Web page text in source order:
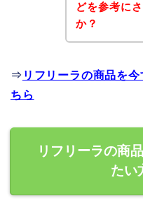
どを参考に
か？
⇒ リフリーラの商品を
ちら
リフリーラの商
たい